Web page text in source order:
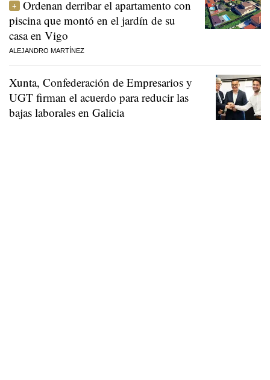
Ordenan derribar el apartamento con
piscina que montó en el jardín de su
casa en Vigo
ALEJANDRO MARTÍNEZ
Xunta, Confederación de Empresarios y
UGT firman el acuerdo para reducir las
bajas laborales en Galicia